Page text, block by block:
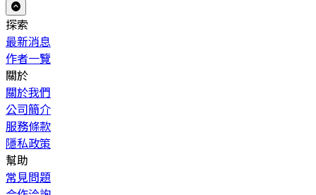
探索
最新消息
作者一覽
關於
關於我們
公司簡介
服務條款
隱私政策
幫助
常見問題